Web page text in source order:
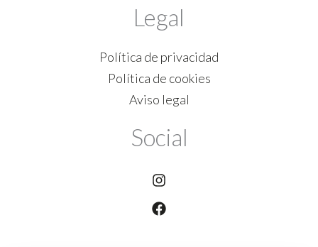
Legal
Política de privacidad
Política de cookies
Aviso legal
Social
Instagram
Facebook